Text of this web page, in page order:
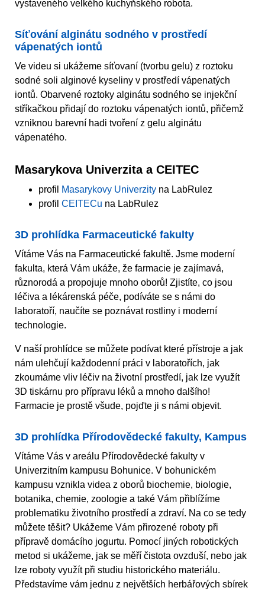
vystaveného velkého kuchyňského robota.
Síťování alginátu sodného v prostředí
vápenatých iontů
Ve videu si ukážeme síťovaní (tvorbu gelu) z roztoku
sodné soli alginové kyseliny v prostředí vápenatých
iontů. Obarvené roztoky alginátu sodného se injekční
stříkačkou přidají do roztoku vápenatých iontů, přičemž
vzniknou barevní hadi tvoření z gelu alginátu
vápenatého.
Masarykova Univerzita a CEITEC
profil Masarykovy Univerzity na LabRulez
profil CEITECu na LabRulez
3D prohlídka Farmaceutické fakulty
Vítáme Vás na Farmaceutické fakultě. Jsme moderní
fakulta, která Vám ukáže, že farmacie je zajímavá,
různorodá a propojuje mnoho oborů! Zjistíte, co jsou
léčiva a lékárenská péče, podíváte se s námi do
laboratoří, naučíte se poznávat rostliny i moderní
technologie.
V naší prohlídce se můžete podívat které přístroje a jak
nám ulehčují každodenní práci v laboratořích, jak
zkoumáme vliv léčiv na životní prostředí, jak lze využít
3D tiskárnu pro přípravu léků a mnoho dalšího!
Farmacie je prostě všude, pojďte ji s námi objevit.
3D prohlídka Přírodovědecké fakulty, Kampus
Vítáme Vás v areálu Přírodovědecké fakulty v
Univerzitním kampusu Bohunice. V bohunickém
kampusu vznikla videa z oborů biochemie, biologie,
botanika, chemie, zoologie a také Vám přiblížíme
problematiku životního prostředí a zdraví. Na co se tedy
můžete těšit? Ukážeme Vám přirozené roboty při
přípravě domácího jogurtu. Pomocí jiných robotických
metod si ukážeme, jak se měří čistota ovzduší, nebo jak
lze roboty využít při studiu historického materiálu.
Představíme vám jednu z největších herbářových sbírek